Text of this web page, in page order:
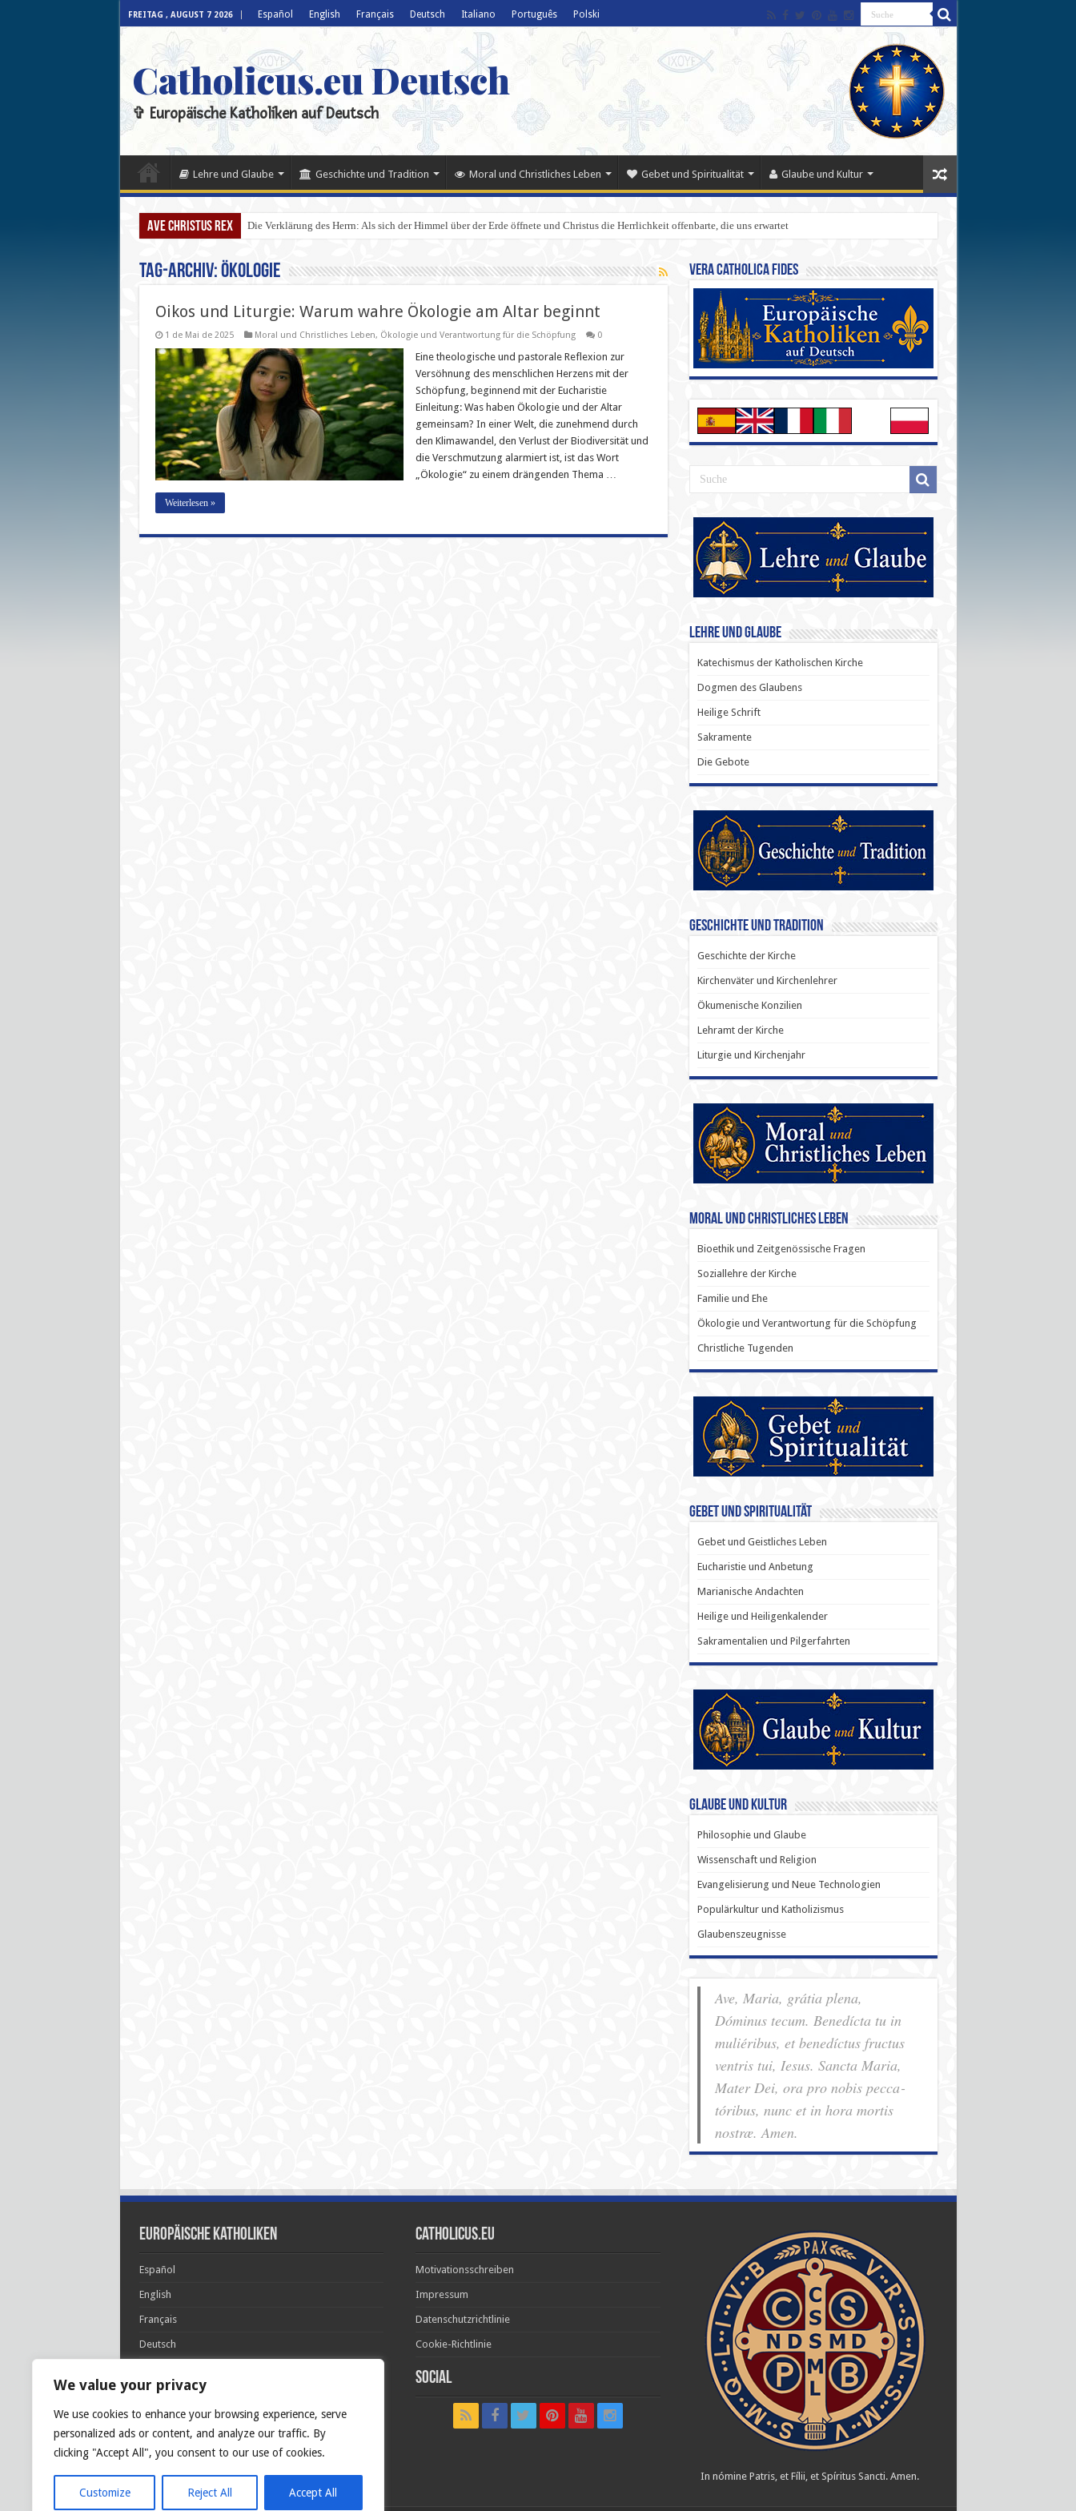
We value your privacy
We use cookies to enhance your browsing experience, serve
personalized ads or content, and analyze our traffic. By
clicking "Accept All", you consent to our use of cookies.
Customize Reject All Accept All
FREITAG , AUGUST 7 2026 Español English Français Deutsch Italiano Português Polski
Catholicus.eu Deutsch
✞ Europäische Katholiken auf Deutsch
Lehre und Glaube Geschichte und Tradition Moral und Christliches Leben Gebet und Spiritualität Glaube und Kultur
Ave Christus Rex Die Verklärung des Herrn: Als sich der Himmel über der Erde öffnete und Christus die Herrlichkeit offenbarte, die uns erwartet
Tag-Archiv:Ökologie
Oikos und Liturgie: Warum wahre Ökologie am Altar beginnt
1 de Mai de 2025 Moral und Christliches Leben, Ökologie und Verantwortung für die Schöpfung 0
Eine theologische und pastorale Reflexion zur
Versöhnung des menschlichen Herzens mit der
Schöpfung, beginnend mit der Eucharistie
Einleitung: Was haben Ökologie und der Altar
gemeinsam? In einer Welt, die zunehmend durch
den Klimawandel, den Verlust der Biodiversität und
die Verschmutzung alarmiert ist, ist das Wort
„Ökologie“ zu einem drängenden Thema …
Weiterlesen »
Vera Catholica Fides
Lehre und Glaube
Katechismus der Katholischen Kirche
Dogmen des Glaubens
Heilige Schrift
Sakramente
Die Gebote
Geschichte und Tradition
Geschichte der Kirche
Kirchenväter und Kirchenlehrer
Ökumenische Konzilien
Lehramt der Kirche
Liturgie und Kirchenjahr
Moral und Christliches Leben
Bioethik und Zeitgenössische Fragen
Soziallehre der Kirche
Familie und Ehe
Ökologie und Verantwortung für die Schöpfung
Christliche Tugenden
Gebet und Spiritualität
Gebet und Geistliches Leben
Eucharistie und Anbetung
Marianische Andachten
Heilige und Heiligenkalender
Sakramentalien und Pilgerfahrten
Glaube und Kultur
Philosophie und Glaube
Wissenschaft und Religion
Evangelisierung und Neue Technologien
Populärkultur und Katholizismus
Glaubenszeugnisse
Ave, Maria, grátia plena,
Dóminus tecum. Benedícta tu in
muliéribus, et benedíctus fructus
ventris tui, Iesus. Sancta Maria,
Mater Dei, ora pro nobis pec­ca­
tóribus, nunc et in hora mortis
nostræ. Amen.
Europäische Katholiken
Español
English
Français
Deutsch
Português
Polski
Glória Patri, et Fílio, et Spirítui Sancto. Sicut erat in
princípio, et nunc et semper et in sǽcula
sæculórum. Amen.
Catholicus.eu
Motivationsschreiben
Impressum
Datenschutzrichtlinie
Cookie-Richtlinie
Social
In nómine Patris, et Fílii, et Spíritus Sancti. Amen.